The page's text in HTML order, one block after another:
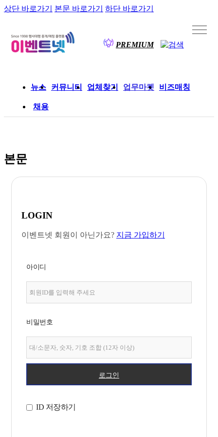
상단 바로가기 본문 바로가기 하단 바로가기
PREMIUM
뉴스 커뮤니티 업체찾기 업무마켓 비즈매칭
채용
본문
LOGIN
이벤트넷 회원이 아닌가요? 지금 가입하기
아이디
비밀번호
로그인
ID 저장하기